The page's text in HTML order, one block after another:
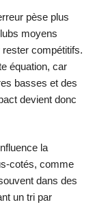
pèse plus
moyens
rester compétitifs.
équation, car
basses et des
devient donc
la
cotés, comme
dans des
un tri par